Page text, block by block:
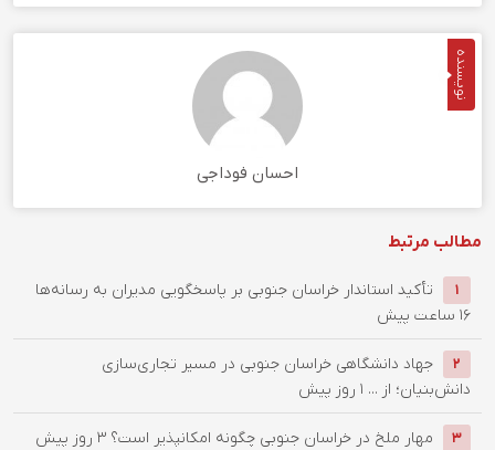
نویسنده
احسان فوداجی
مطالب مرتبط
1
تأکید استاندار خراسان جنوبی بر پاسخگویی مدیران به رسانه‌ها
16 ساعت پیش
2
جهاد دانشگاهی خراسان جنوبی در مسیر تجاری‌سازی
دانش‌بنیان؛ از ... 1 روز پیش
3 ‌مهار ملخ در خراسان جنوبی چگونه امکانپذیر است؟ 3 روز پیش